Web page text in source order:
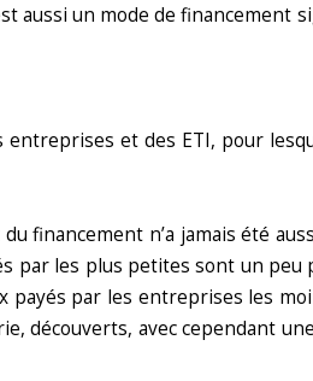
aussi un mode de financement
et des ETI, pour
financement n’a jamais été
par les plus petites sont un peu
payés par les entreprises les
découverts, avec cependant